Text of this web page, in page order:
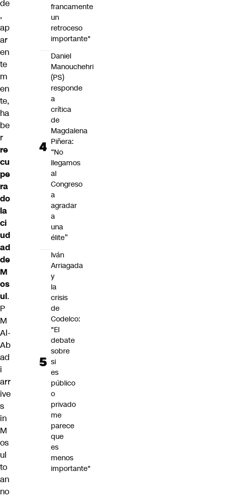
de
,
ap
ar
en
te
m
en
te,
ha
be
r
re
cu
pe
ra
do
la
ci
ud
ad
de
M
os
ul.
P
M
Al-
Ab
ad
i
arr
ive
s
in
M
os
ul
to
an
no
francamente
un
retroceso
importante"
Daniel
Manouchehri
(PS)
responde
a
crítica
de
Magdalena
Piñera:
“No
llegamos
al
Congreso
a
agradar
a
una
élite”
Iván
Arriagada
y
la
crisis
de
Codelco:
"El
debate
sobre
si
es
público
o
privado
me
parece
que
es
menos
importante"